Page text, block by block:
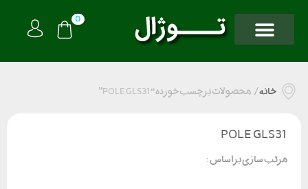
0
خانه/ محصولات برچسب خورده “POLE GLS31”
POLE GLS31
مرتب سازی بر اساس :